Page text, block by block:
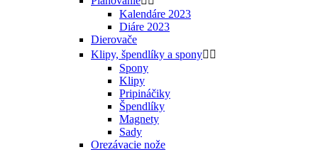
Kalendáre 2023
Diáre 2023
Dierovače
Klipy, špendlíky a spony 
Spony
Klipy
Pripináčiky
Špendlíky
Magnety
Sady
Orezávacie nože